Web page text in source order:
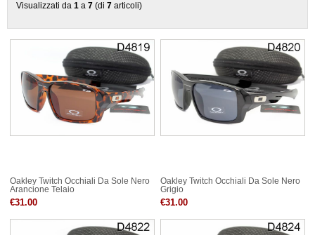
Visualizzati da 1 a 7 (di 7 articoli)
Oakley Twitch Occhiali Da Sole Nero
Arancione Telaio
€31.00
Oakley Twitch Occhiali Da Sole Nero
Grigio
€31.00